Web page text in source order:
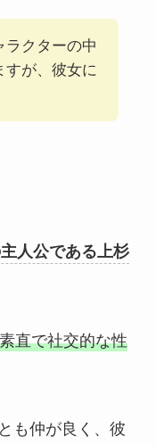
ラクターの中
すが、彼女に
人公である上杉
直で社交的な性
も仲が良く、彼